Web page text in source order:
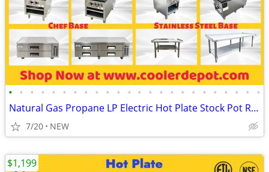
• • • • • • • • • • • • • • • • • • • • • • • •
Natural Gas Propane LP Electric Hot Plate Stock Pot Range
7/20 NEW
$1,199